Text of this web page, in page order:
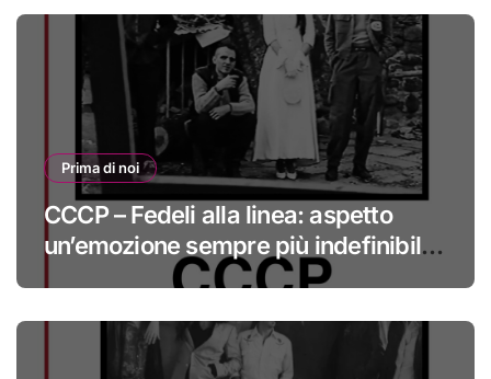
Prima di noi
CCCP – Fedeli alla linea: aspetto
un’emozione sempre più indefinibile
#primadinoi